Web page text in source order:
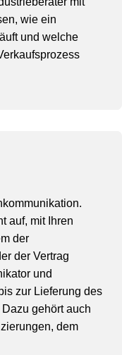
wie ein
und welche
auf, mit Ihren
der
der Vertrag
und
zur Lieferung des
gehört auch
dem